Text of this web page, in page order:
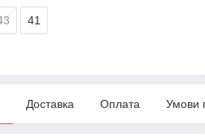
41
Доставка Оплата Умови